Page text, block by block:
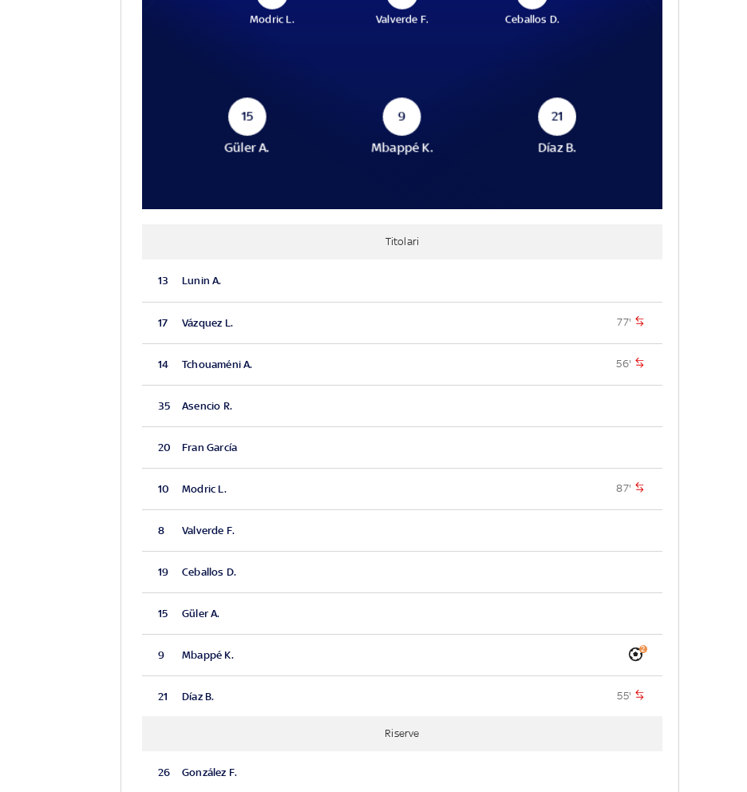
Modric L. Valverde F. Ceballos D.
15
Güler A.
9
Mbappé K.
21
Díaz B.
Titolari
13 Lunin A.
17 Vázquez L. 77'
14 Tchouaméni A. 56'
35 Asencio R.
20 Fran García
10 Modric L. 87'
8 Valverde F.
19 Ceballos D.
15 Güler A.
9 Mbappé K. 2
21 Díaz B. 55'
Riserve
26 González F.